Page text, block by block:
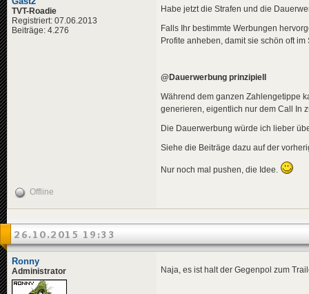
TVT-Roadie
Registriert: 07.06.2013
Beiträge: 4.276
Habe jetzt die Strafen und die
Falls Ihr bestimmte Werbungen
Profite anheben, damit sie schön oft
@Dauerwerbung prinzipiell
Während dem ganzen Zahlengetippe
generieren, eigentlich nur dem Call In
Die Dauerwerbung würde ich lieber
Siehe die Beiträge dazu auf der
Nur noch mal pushen, die Idee.
Offline
26.10.2015 19:33
Ronny
Administrator Naja, es ist halt der Gegenpol zum